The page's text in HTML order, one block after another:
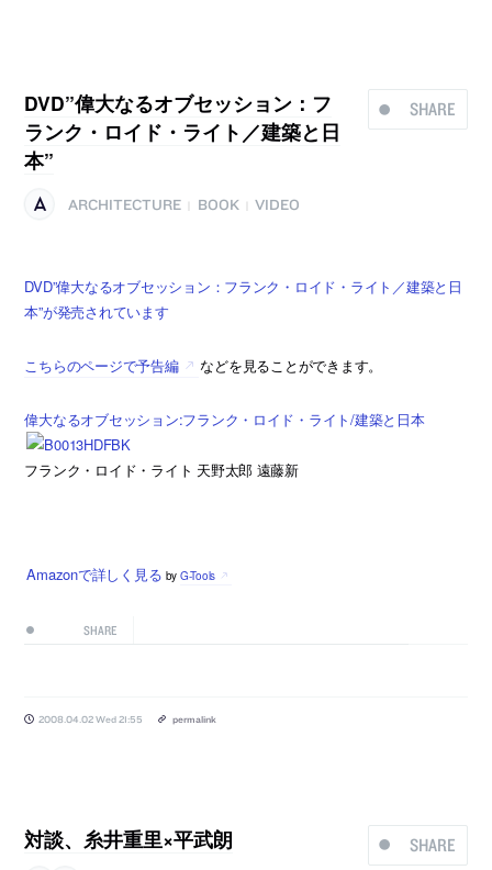
SHARE
DVD”偉大なるオブセッション：フ
ランク・ロイド・ライト／建築と日
本”
ARCHITECTURE BOOK VIDEO
DVD”偉大なるオブセッション：フランク・ロイド・ライト／建築と日
本”が発売されています
こちらのページで予告編 などを見ることができます。
偉大なるオブセッション:フランク・ロイド・ライト/建築と日本
フランク・ロイド・ライト 天野太郎 遠藤新
Amazonで詳しく見る by G-Tools
SHARE
2008.04.02 Wed 21:55 permalink
SHARE
対談、糸井重里×平武朗